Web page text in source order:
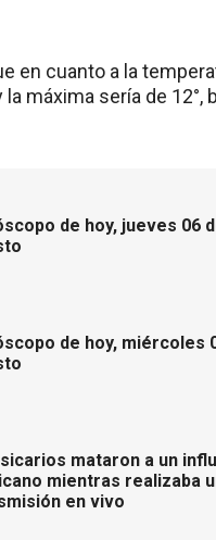
en cuanto a la
máxima sería de 12°,
de hoy, jueves 06
de hoy, miércoles
mataron a un
mientras realizaba
en vivo